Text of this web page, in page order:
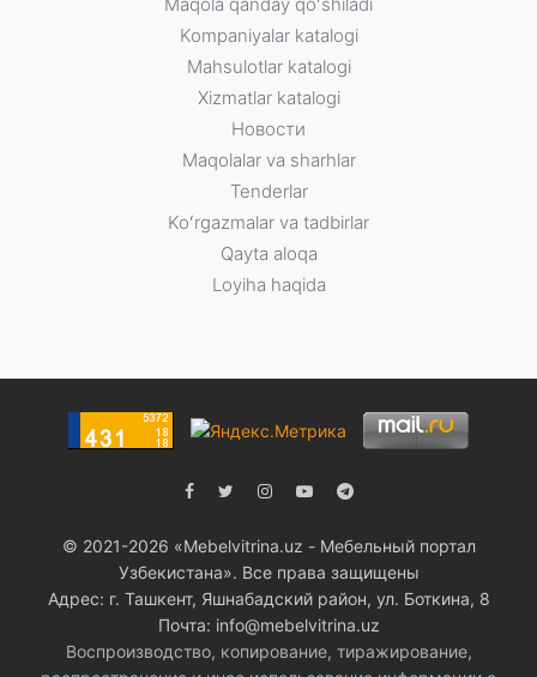
Kompaniyalar katalogi
Mahsulotlar katalogi
Xizmatlar katalogi
Новости
Maqolalar va sharhlar
Tenderlar
Koʻrgazmalar va tadbirlar
Qayta aloqa
Loyiha haqida
© 2021-2026 «Мebelvitrina.uz - Мебельный портал
Узбекистана». Все права защищены
Адрес: г. Ташкент, Яшнабадский район, ул. Боткина, 8
Почта: info@mebelvitrina.uz
Воспроизводство, копирование, тиражирование,